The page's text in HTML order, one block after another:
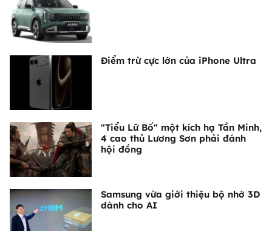
Điểm trừ cực lớn của iPhone Ultra
"Tiểu Lữ Bố" một kích hạ Tần Minh,
4 cao thủ Lương Sơn phải đánh
hội đồng
Samsung vừa giới thiệu bộ nhớ 3D
dành cho AI